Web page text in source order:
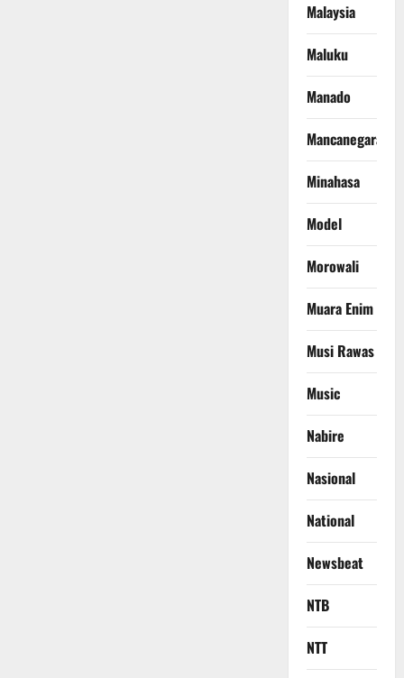
Malaysia
Maluku
Manado
Mancanegara
Minahasa
Model
Morowali
Muara Enim
Musi Rawas
Music
Nabire
Nasional
National
Newsbeat
NTB
NTT